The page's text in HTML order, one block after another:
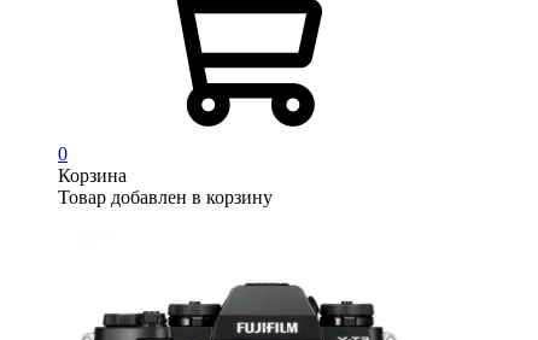
0
Корзина
Товар добавлен в корзину